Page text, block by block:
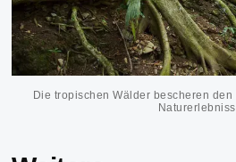
Die tropischen Wälder bescheren